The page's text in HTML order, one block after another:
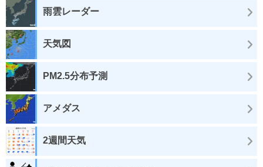
雨雲レーダー
天気図
PM2.5分布予測
アメダス
2週間天気